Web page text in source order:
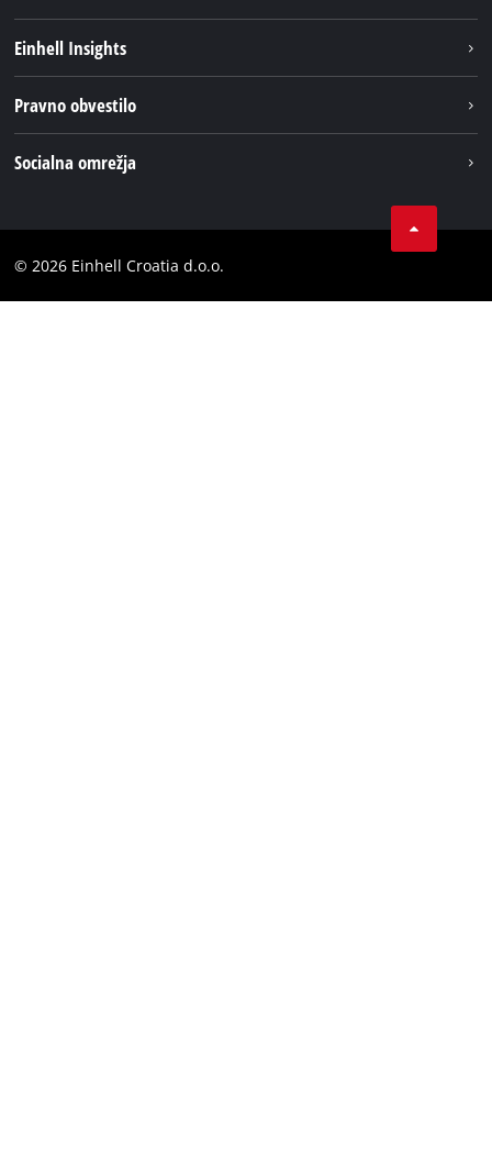
Aku sistem
Brushless
Einhell Insights
Einhell globalno
Pravno obvestilo
Skladnost
Socialna omrežja
Facebook
© 2026 Einhell Croatia d.o.o.